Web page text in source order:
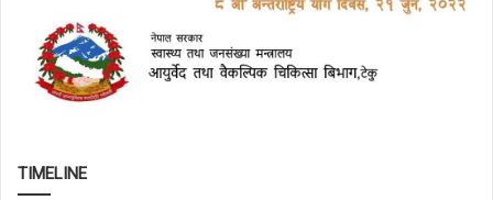
TIMELINE